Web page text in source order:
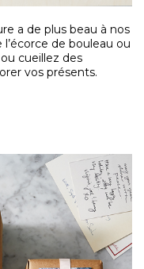
a de plus beau à nos
de bouleau ou
cueillez des
vos présents.